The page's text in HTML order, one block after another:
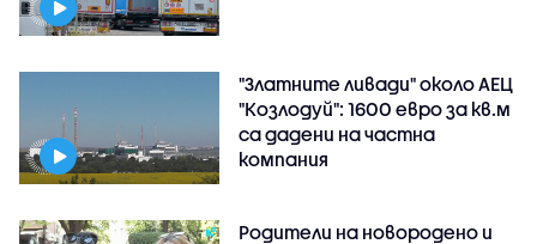
"Златните ливади" около АЕЦ
"Козлодуй": 1600 евро за кв.м
са дадени на частна
компания
Родители на новородено и